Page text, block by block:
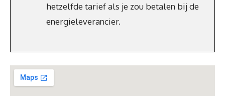
hetzelfde tarief als je zou betalen bij de
energieleverancier.